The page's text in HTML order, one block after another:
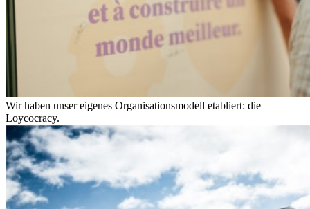
Wir haben unser eigenes Organisationsmodell etabliert: die
Loycocracy.